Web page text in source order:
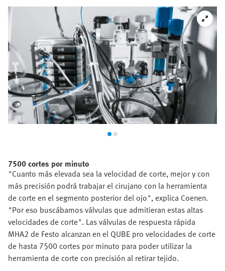
7500 cortes por minuto
"Cuanto más elevada sea la velocidad de corte, mejor y con
más precisión podrá trabajar el cirujano con la herramienta
de corte en el segmento posterior del ojo", explica Coenen.
"Por eso buscábamos válvulas que admitieran estas altas
velocidades de corte". Las válvulas de respuesta rápida
MHA2 de Festo alcanzan en el QUBE pro velocidades de corte
de hasta 7500 cortes por minuto para poder utilizar la
herramienta de corte con precisión al retirar tejido.